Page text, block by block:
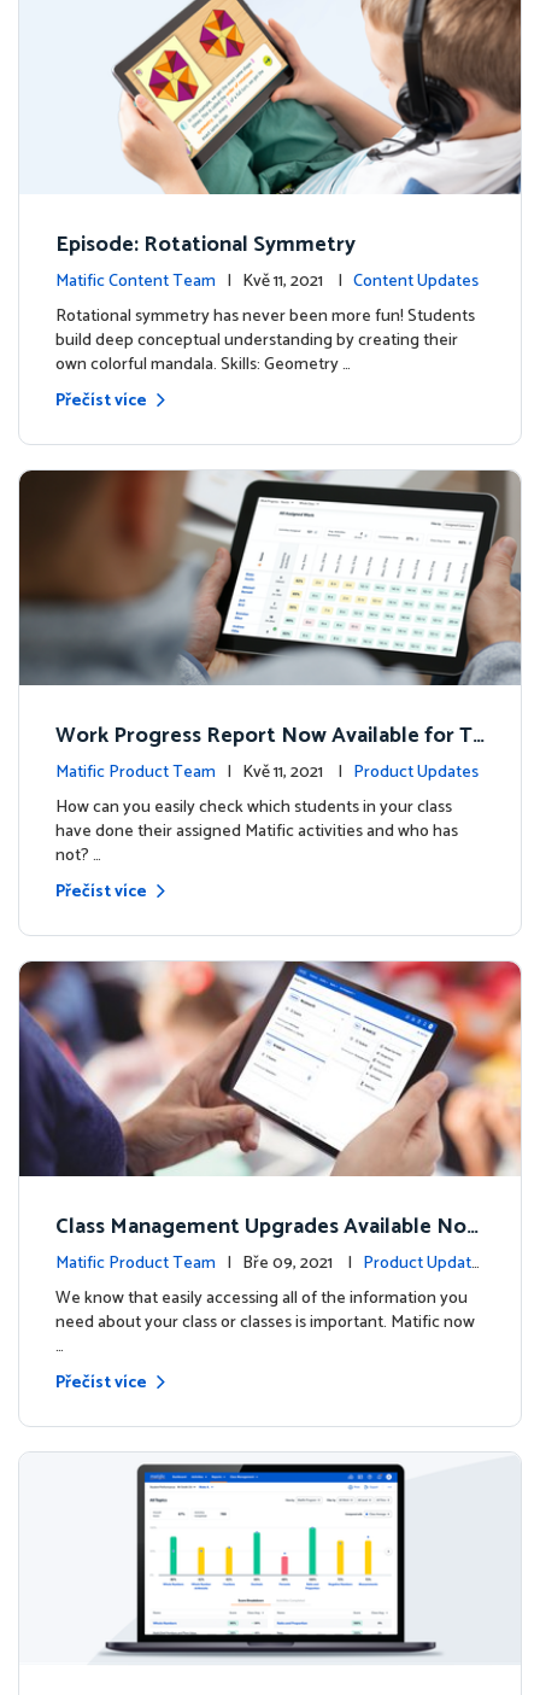
Episode: Rotational Symmetry
Matific Content Team | Kvě 11, 2021 | Content Updates
Rotational symmetry has never been more fun! Students
build deep conceptual understanding by creating their
own colorful mandala. Skills: Geometry …
Přečíst více
Work Progress Report Now Available for Te
achers
Matific Product Team | Kvě 11, 2021 | Product Updates
How can you easily check which students in your class
have done their assigned Matific activities and who has
not? …
Přečíst více
Class Management Upgrades Available Now
!Matific Product Team | Bře 09, 2021 | Product Update
s
We know that easily accessing all of the information you
need about your class or classes is important. Matific now
…
Přečíst více